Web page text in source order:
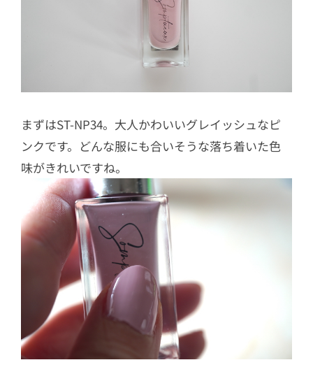
まずはST-NP34。大人かわいいグレイッシュなピ
ンクです。どんな服にも合いそうな落ち着いた色
味がきれいですね。